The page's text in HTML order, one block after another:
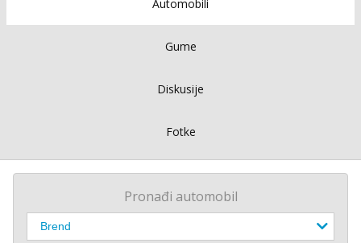
Automobili
Gume
Diskusije
Fotke
Pronađi automobil